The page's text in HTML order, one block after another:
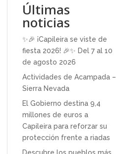
Últimas
noticias
✨🎉 ¡Capileira se viste de
fiesta 2026! 🎉✨ Del 7 al 10
de agosto 2026
Actividades de Acampada –
Sierra Nevada
El Gobierno destina 9,4
millones de euros a
Capileira para reforzar su
protección frente a riadas